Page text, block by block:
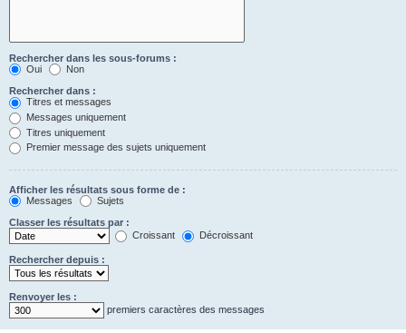
Rechercher dans les sous-forums :
Oui
Non
Rechercher dans :
Titres et messages
Messages uniquement
Titres uniquement
Premier message des sujets uniquement
Afficher les résultats sous forme de :
Messages
Sujets
Classer les résultats par :
Croissant
Décroissant
Rechercher depuis :
Renvoyer les :
premiers caractères des messages